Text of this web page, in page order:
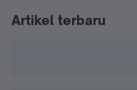
Artikel terbaru